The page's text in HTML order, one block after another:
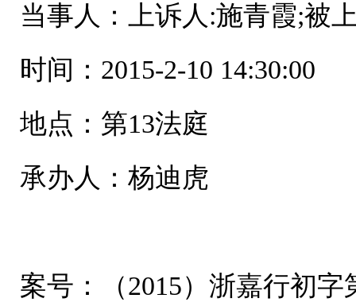
当事人：上诉人:施青霞;被
时间：2015-2-10 14:30:00
地点：第13法庭
承办人：杨迪虎
案号：（2015）浙嘉行初字